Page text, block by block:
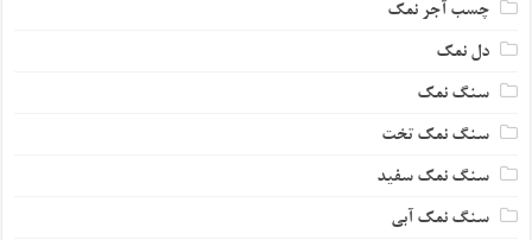
چسب آجر نمک
دل نمک
سنگ نمک
سنگ نمک تخت
سنگ نمک سفید
سنگ نمک آبی